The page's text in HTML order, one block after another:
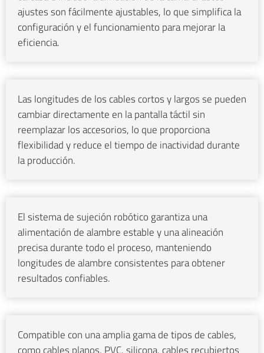
ajustes son fácilmente ajustables, lo que simplifica la
configuración y el funcionamiento para mejorar la
eficiencia.
Las longitudes de los cables cortos y largos se pueden
cambiar directamente en la pantalla táctil sin
reemplazar los accesorios, lo que proporciona
flexibilidad y reduce el tiempo de inactividad durante
la producción.
El sistema de sujeción robótico garantiza una
alimentación de alambre estable y una alineación
precisa durante todo el proceso, manteniendo
longitudes de alambre consistentes para obtener
resultados confiables.
Compatible con una amplia gama de tipos de cables,